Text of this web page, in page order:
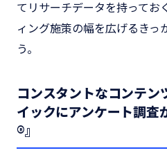
てリサーチデータを持ってお
ィング施策の幅を広げるきっ
う。
コンスタントなコンテン
イックにアンケート調査
®︎』